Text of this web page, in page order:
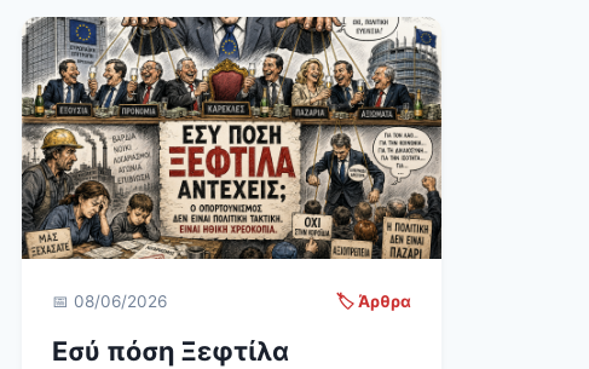
📅 08/06/2026 🏷️ Άρθρα
Εσύ πόση Ξεφτίλα